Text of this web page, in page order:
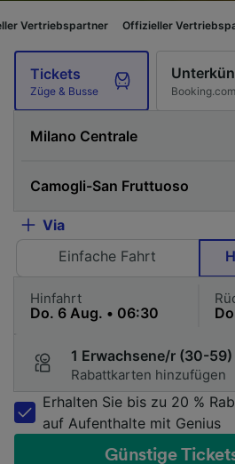
Offizieller Vertriebspartner
Tickets
Züge & Busse Booking.com
Via
Einfache Fahrt
Hinfahrt
1 Erwachsene/r (30-59)
Rabattkarten hinzufügen
Erhalten Sie bis zu 20 %
auf Aufenthalte mit Genius
Günstige